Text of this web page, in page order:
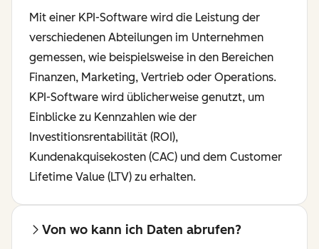
Mit einer KPI-Software wird die Leistung der
verschiedenen Abteilungen im Unternehmen
gemessen, wie beispielsweise in den Bereichen
Finanzen, Marketing, Vertrieb oder Operations.
KPI-Software wird üblicherweise genutzt, um
Einblicke zu Kennzahlen wie der
Investitionsrentabilität (ROI),
Kundenakquisekosten (CAC) und dem Customer
Lifetime Value (LTV) zu erhalten.
Von wo kann ich Daten abrufen?